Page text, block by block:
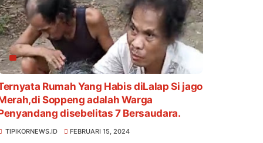
Rumah Yang Habis diLalap Si jago
Soppeng adalah Warga
disebelitas 7 Bersaudara.
TIPIKORNEWS.ID FEBRUARI 15, 2024